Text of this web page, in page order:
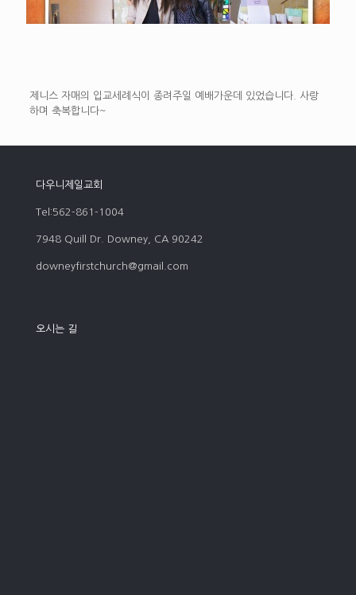
제니스 자매의 입교세례식이 종려주일 예배가운데 있었습니다. 사랑
하며 축복합니다~
다우니제일교회
Tel:562-861-1004
7948 Quill Dr. Downey, CA 90242
downeyfirstchurch@gmail.com
오시는 길